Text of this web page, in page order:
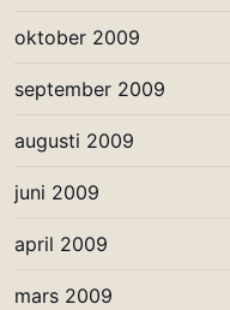
oktober 2009
september 2009
augusti 2009
juni 2009
april 2009
mars 2009